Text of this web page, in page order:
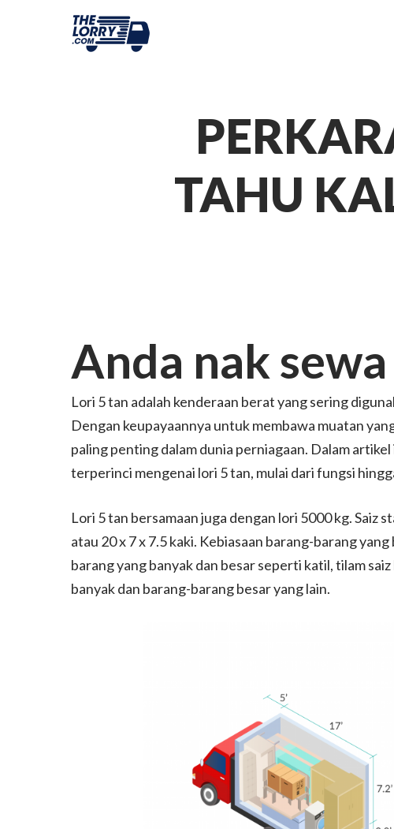
TAHU
Anda nak
Lori 5 tan adalah kenderaan berat yang sering
Dengan keupayaannya untuk membawa muatan
paling penting dalam dunia perniagaan. Dalam
terperinci mengenai lori 5 tan, mulai dari fungsi
Lori 5 tan bersamaan juga dengan lori 5000 kg. Saiz
atau 20 x 7 x 7.5 kaki. Kebiasaan barang-barang
barang yang banyak dan besar seperti katil, tilam
banyak dan barang-barang besar yang lain.